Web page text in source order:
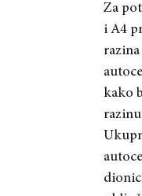
Za
i A4
kako